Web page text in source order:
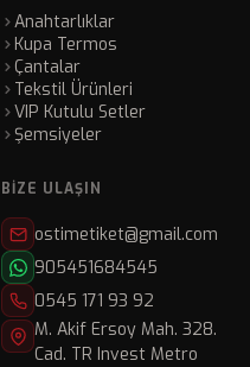
Anahtarlıklar
Kupa Termos
Çantalar
Tekstil Ürünleri
VIP Kutulu Setler
Şemsiyeler
BIZE ULAŞIN
ostimetiket@gmail.com
905451684545
0545 171 93 92
M. Akif Ersoy Mah. 328.
Cad. TR Invest Metro